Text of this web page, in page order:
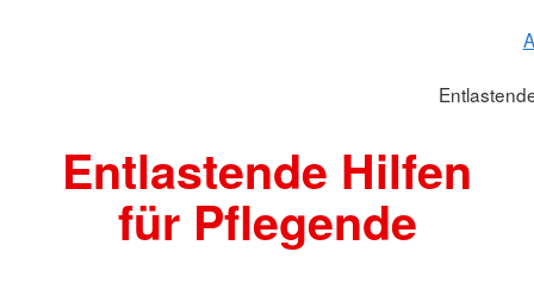
Entlastende Hilfen
für Pflegende